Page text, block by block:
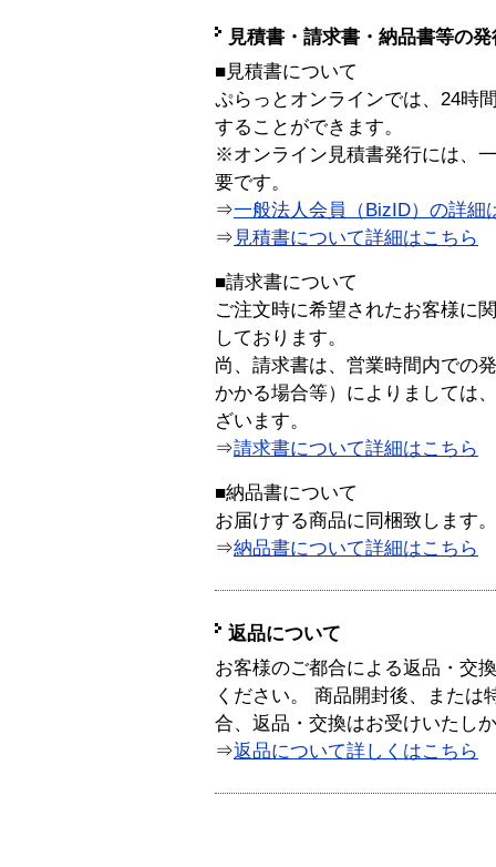
見積書・請求書・納品書等の
■見積書について
ぷらっとオンラインでは、24時
することができます。
※オンライン見積書発行には、
要です。
⇒一般法人会員（BizID）の詳細
⇒ 見積書について詳細はこちら
■請求書について
ご注文時に希望されたお客様に
しております。
尚、請求書は、営業時間内での
かかる場合等）によりましては
ざいます。
⇒請求書について詳細はこちら
■納品書について
お届けする商品に同梱致します。
⇒納品書について詳細はこちら
返品について
お客様のご都合による返品・交
ください。 商品開封後、または
合、返品・交換はお受けいたし
⇒返品について詳しくはこちら